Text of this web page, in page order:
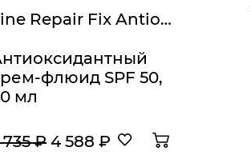
Line Repair Fix Antioxidant Assist SPF 50
флюид SPF 50,
мл
735 ₽ 4 588 ₽